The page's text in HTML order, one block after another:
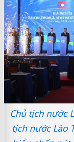
Chủ tịch nước
tịch nước Lào